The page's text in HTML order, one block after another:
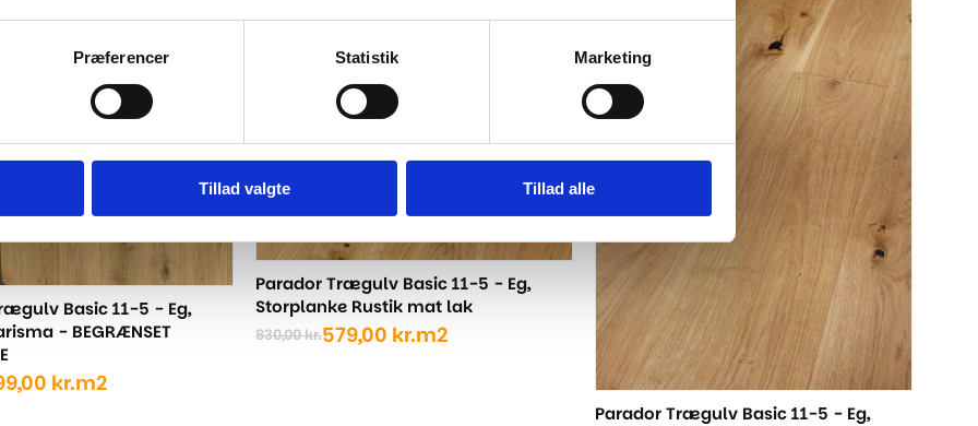
Præferencer Statistik Marketing
Tillad valgte Tillad alle
Basic 11-5 - Eg,
- BEGRÆNSET
kr.m2
Parador Trægulv Basic 11-5 - Eg,
Storplanke Rustik mat lak
830,00kr.
Den
579,00 kr.
Den
m2
Parador Trægulv Basic 11-5 - Eg,